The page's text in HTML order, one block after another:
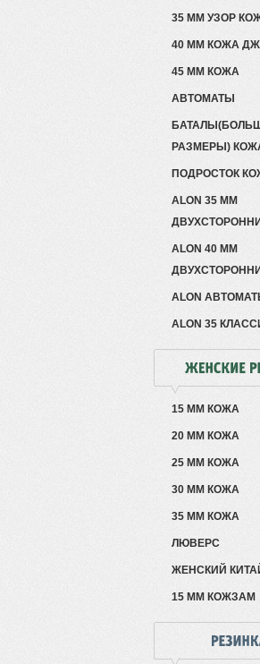
35 ММ УЗОР
40 ММ КОЖА
45 ММ КОЖА
АВТОМАТЫ
РАЗМЕРЫ)
ПОДРОСТОК
ALON 35 ММ
ALON 40 ММ
ALON
ALON 35
15 ММ КОЖА
20 ММ КОЖА
25 ММ КОЖА
30 ММ КОЖА
35 ММ КОЖА
ЛЮВЕРС
ЖЕНСКИЙ
15 ММ КОЖЗАМ